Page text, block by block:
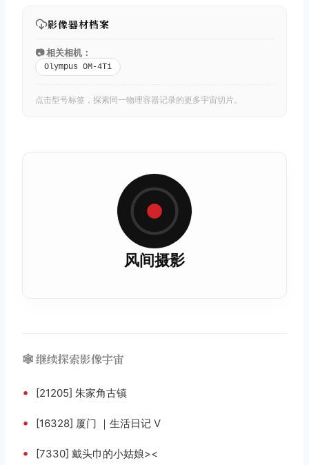
影像器材档案
📷 相关相机：
Olympus OM-4Ti
点击型号标签，探索同一物理容器记录的更多宇宙切片。
风间摄影
🕸️ 继续探索影像宇宙
• [21205] 朱家角古镇
• [16328] 厦门 ｜生活日记 V
• [7330] 戴头巾的小姑娘><